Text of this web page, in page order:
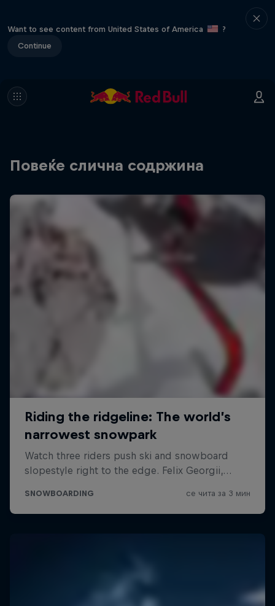
Want to see content from United States of America
?
Continue
Повеќе слична содржина